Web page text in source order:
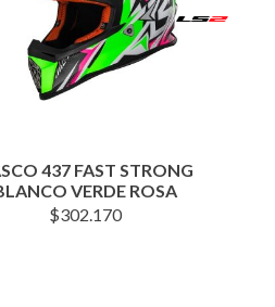
437 FAST STRONG
VERDE ROSA
$302.170